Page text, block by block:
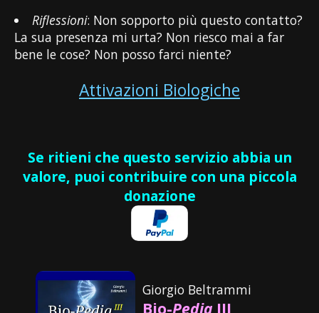
Riflessioni: Non sopporto più questo contatto?
La sua presenza mi urta? Non riesco mai a far
bene le cose? Non posso farci niente?
Attivazioni Biologiche
Se ritieni che questo servizio abbia un
valore, puoi contribuire con una piccola
donazione
Giorgio Beltrammi
Bio-Pedia III